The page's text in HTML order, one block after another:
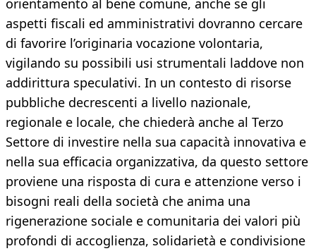
orientamento al bene comune, anche se gli
aspetti fiscali ed amministrativi dovranno cercare
di favorire l’originaria vocazione volontaria,
vigilando su possibili usi strumentali laddove non
addirittura speculativi. In un contesto di risorse
pubbliche decrescenti a livello nazionale,
regionale e locale, che chiederà anche al Terzo
Settore di investire nella sua capacità innovativa e
nella sua efficacia organizzativa, da questo settore
proviene una risposta di cura e attenzione verso i
bisogni reali della società che anima una
rigenerazione sociale e comunitaria dei valori più
profondi di accoglienza, solidarietà e condivisione